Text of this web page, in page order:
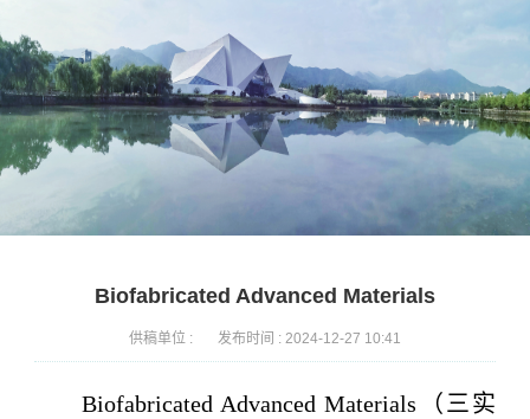
Biofabricated Advanced Materials
供稿单位 : 发布时间 : 2024-12-27 10:41
Biofabricated Advanced Materials（ 三实